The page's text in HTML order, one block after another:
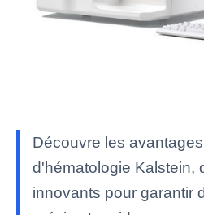
Découvre les
d'hématologie Kalstein,
innovants pour garantir